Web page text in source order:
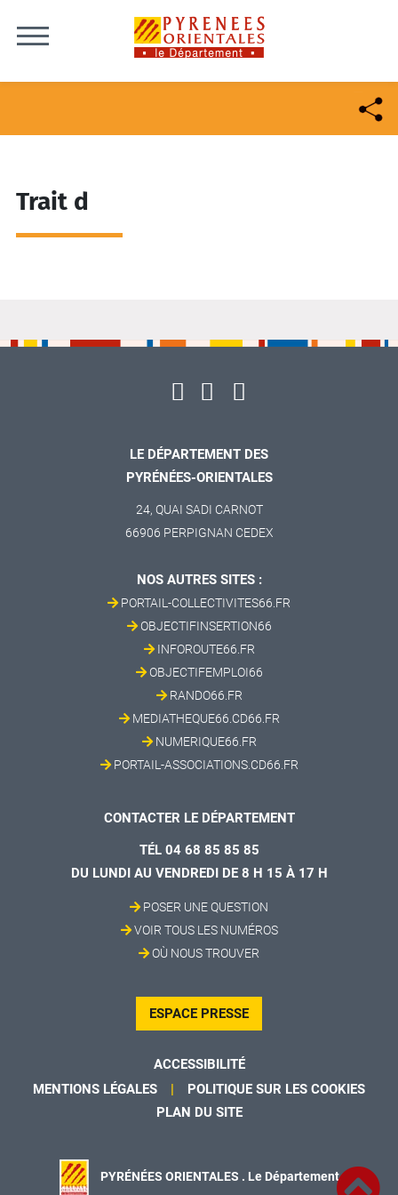
Trait d
LE DÉPARTEMENT DES
PYRÉNÉES-ORIENTALES
24, QUAI SADI CARNOT
66906 PERPIGNAN CEDEX
NOS AUTRES SITES :
PORTAIL-COLLECTIVITES66.FR
OBJECTIFINSERTION66
INFOROUTE66.FR
OBJECTIFEMPLOI66
RANDO66.FR
MEDIATHEQUE66.CD66.FR
NUMERIQUE66.FR
PORTAIL-ASSOCIATIONS.CD66.FR
CONTACTER LE DÉPARTEMENT
TÉL 04 68 85 85 85
DU LUNDI AU VENDREDI DE 8 H 15 À 17 H
POSER UNE QUESTION
VOIR TOUS LES NUMÉROS
OÙ NOUS TROUVER
ESPACE PRESSE
ACCESSIBILITÉ
MENTIONS LÉGALES
POLITIQUE SUR LES COOKIES
PLAN DU SITE
PYRÉNÉES ORIENTALES . Le Département